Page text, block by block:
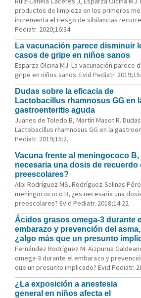
productos de limpieza en los primeros
incrementa el riesgo de sibilancias
Pediatr. 2020;16:34.
La vacunación parece disminuir
casos de gripe en niños sanos
Esparza Olcina MJ. La vacunación parece
gripe en niños sanos. Evid Pediatr.
Dudas sobre la eficacia de
Lactobacillus rhamnosus GG en
gastroenteritis aguda
Juanes de Toledo B, Martín Masot R.
Lactobacillus rhamnosus GG en la
Pediatr. 2019;15:2.
Vacuna frente al meningococo B,
necesaria una dosis de recuerdo
preescolares?
Albi Rodríguez MS, Rodríguez-Salinas
meningocococo B, ¿es necesaria una
preescolares? Evid Pediatr. 2018;14:22
Ácidos grasos omega-3 durante
embarazo y prevención del asma,
¿algo más que un presunto
Fernández Rodríguez M. Aizpurua
omega-3 durante el embarazo y
que un presunto implicado? Evid Pediatr.
¿La exposición a anestesia
general en niños afecta el